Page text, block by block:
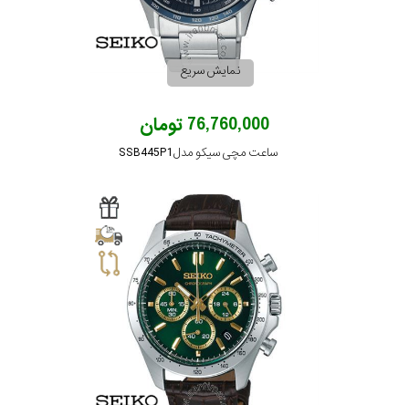
نمایش سریع
76,760,000 تومان
ساعت مچی سیکو مدل SSB445P1